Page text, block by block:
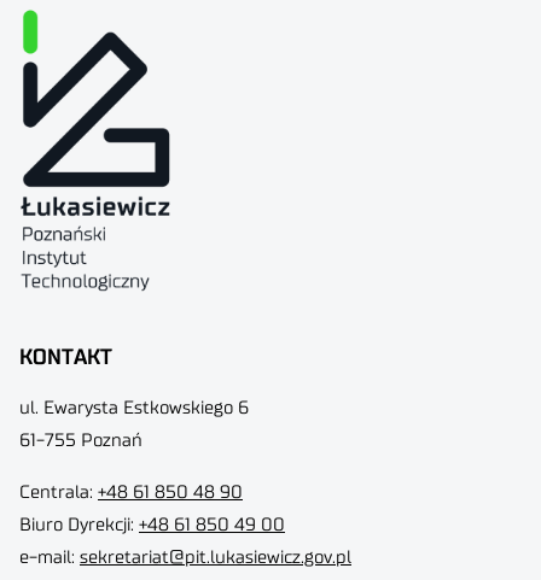
KONTAKT
ul. Ewarysta Estkowskiego 6
61-755 Poznań
Centrala: +48 61 850 48 90
Biuro Dyrekcji: +48 61 850 49 00
e-mail: sekretariat@pit.lukasiewicz.gov.pl